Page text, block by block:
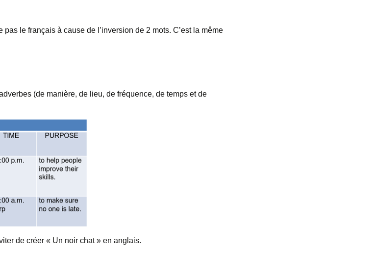
le français à cause de l’inversion de 2 mots. C’est la même
(de manière, de lieu, de fréquence, de temps et de
de créer « Un noir chat » en anglais.